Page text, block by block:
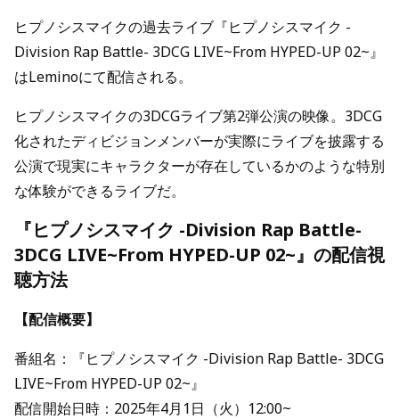
ヒプノシスマイクの過去ライブ『ヒプノシスマイク -
Division Rap Battle- 3DCG LIVE~From HYPED-UP 02~』
はLeminoにて配信される。
ヒプノシスマイクの3DCGライブ第2弾公演の映像。3DCG
化されたディビジョンメンバーが実際にライブを披露する
公演で現実にキャラクターが存在しているかのような特別
な体験ができるライブだ。
『ヒプノシスマイク -Division Rap Battle-
3DCG LIVE~From HYPED-UP 02~』の配信視
聴方法
【配信概要】
番組名：『ヒプノシスマイク -Division Rap Battle- 3DCG
LIVE~From HYPED-UP 02~』
配信開始日時：2025年4月1日（火）12:00~